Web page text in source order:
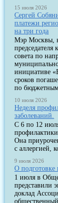
15 июля 2026
Сергей
платежи
на три года
Мэр Москвы,
председателя
совета по
инициативе
сроков
по
10 июля 2026
Неделя
заболеваний.
С 6 по 12
Она
с аллергией,
9 июля 2026
О подготовке
1 июля в
представили
доклад